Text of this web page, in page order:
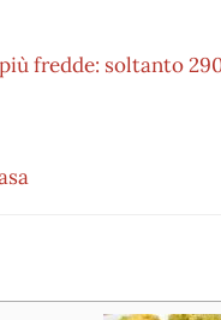
fredde: soltanto